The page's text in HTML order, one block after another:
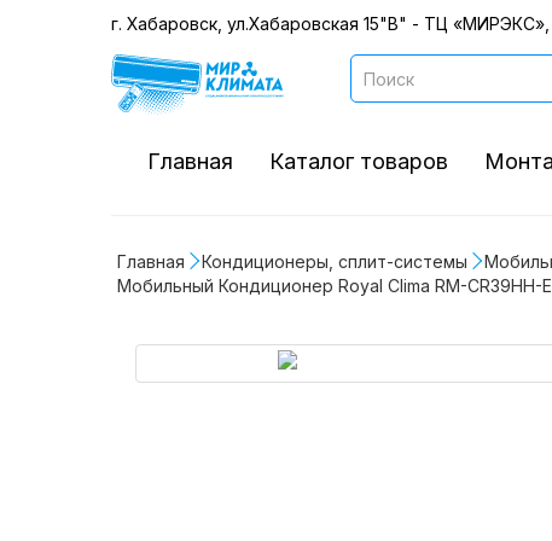
г. Хабаровск, ул.Хабаровская 15"В" - ТЦ
Главная Каталог товаров
Главная Кондиционеры, сплит-системы
Мобильный Кондиционер Royal Clima RM-CR39HH-E